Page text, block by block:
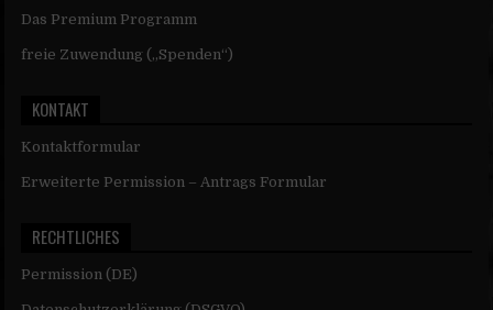
Das Premium Programm
freie Zuwendung („Spenden“)
KONTAKT
Kontaktformular
Erweiterte Permission – Antrags Formular
RECHTLICHES
Permission (DE)